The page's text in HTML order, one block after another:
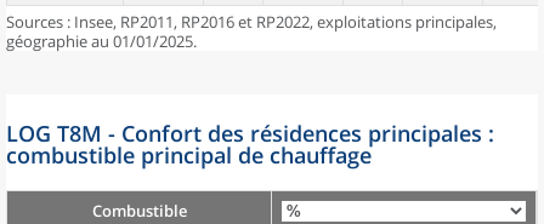
Sources : Insee, RP2011, RP2016 et RP2022, exploitations principales,
géographie au 01/01/2025.
LOG T8M - Confort des résidences principales :
combustible principal de chauffage
Combustible